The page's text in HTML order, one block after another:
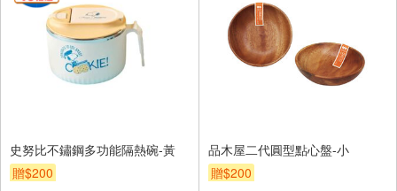
史努比不鏽鋼多功能隔熱碗-黃
贈$200
品木屋二代圓型點心盤-小
贈$200